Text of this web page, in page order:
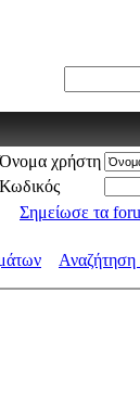
Όνομα χρήστη
Κωδικός
Σημείωσε τα